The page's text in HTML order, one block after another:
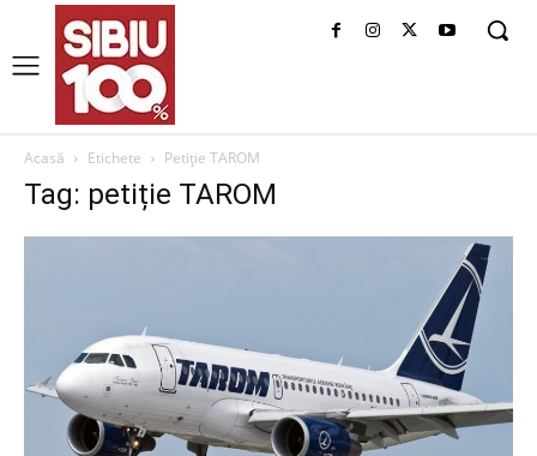
Acasă Etichete Petiție TAROM
Tag: petiție TAROM